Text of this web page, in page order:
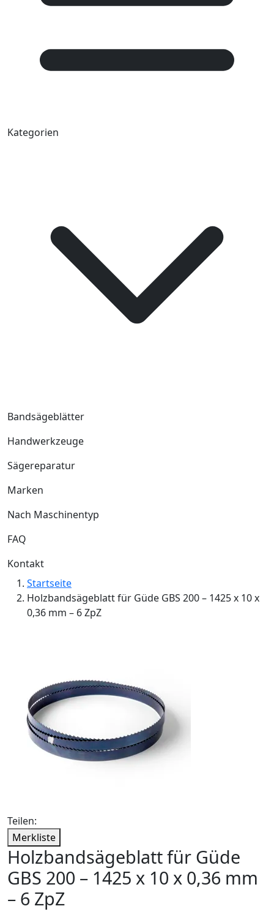
Kategorien
Bandsägeblätter
Handwerkzeuge
Sägereparatur
Marken
Nach Maschinentyp
FAQ
Kontakt
Startseite
Holzbandsägeblatt für Güde GBS 200 – 1425 x 10 x
0,36 mm – 6 ZpZ
Teilen:
Merkliste
Holzbandsägeblatt für Güde
GBS 200 – 1425 x 10 x 0,36 mm
– 6 ZpZ